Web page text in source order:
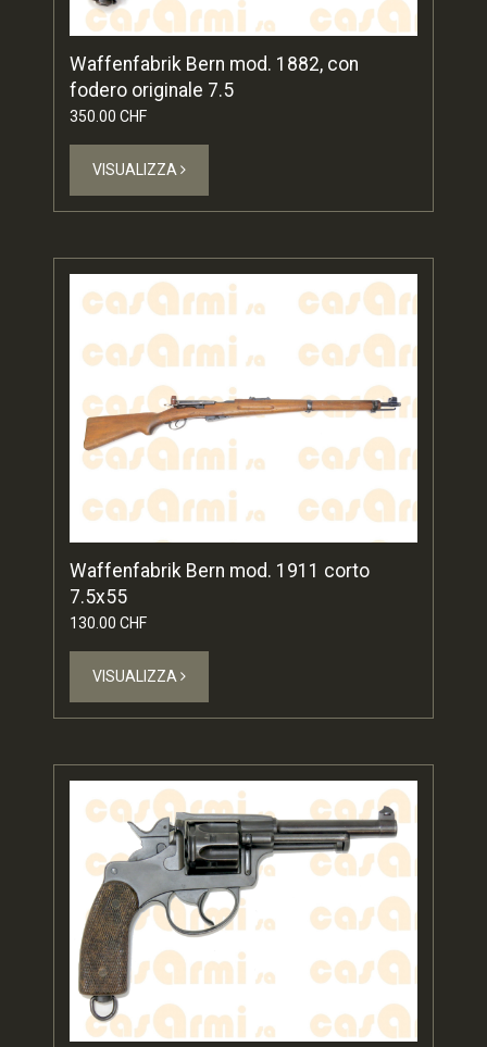
Waffenfabrik Bern mod. 1882, con
fodero originale 7.5
350.00 CHF
VISUALIZZA
Waffenfabrik Bern mod. 1911 corto
7.5x55
130.00 CHF
VISUALIZZA